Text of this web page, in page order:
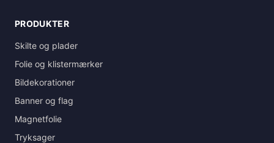
PRODUKTER
Skilte og plader
Folie og klistermærker
Bildekorationer
Banner og flag
Magnetfolie
Tryksager